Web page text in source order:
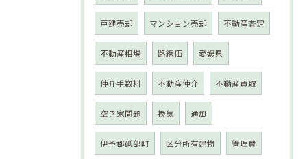
戸建売却 マンション売却 不動産査定
不動産相場 路線価 愛媛県
仲介手数料 不動産仲介 不動産買取
空き家問題 換気 通風
伊予郡砥部町 区分所有建物 管理費